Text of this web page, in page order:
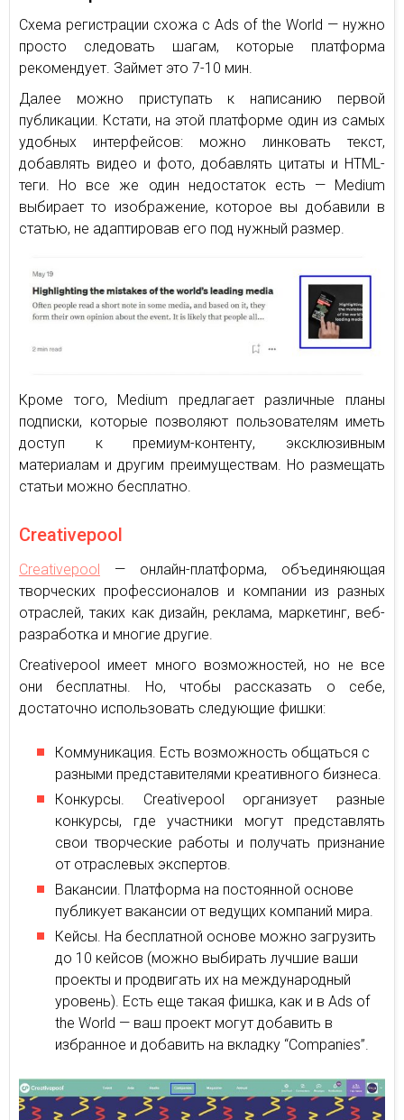
Схема регистрации схожа с Ads of the World — нужно
просто следовать шагам, которые платформа
рекомендует. Займет это 7-10 мин.
Далее можно приступать к написанию первой
публикации. Кстати, на этой платформе один из самых
удобных интерфейсов: можно линковать текст,
добавлять видео и фото, добавлять цитаты и HTML-
теги. Но все же один недостаток есть — Medium
выбирает то изображение, которое вы добавили в
статью, не адаптировав его под нужный размер.
Кроме того, Medium предлагает различные планы
подписки, которые позволяют пользователям иметь
доступ к премиум-контенту, эксклюзивным
материалам и другим преимуществам. Но размещать
статьи можно бесплатно.
Creativepool
Creativepool — онлайн-платформа, объединяющая
творческих профессионалов и компании из разных
отраслей, таких как дизайн, реклама, маркетинг, веб-
разработка и многие другие.
Creativepool имеет много возможностей, но не все
они бесплатны. Но, чтобы рассказать о себе,
достаточно использовать следующие фишки:
Коммуникация. Есть возможность общаться с
разными представителями креативного бизнеса.
Конкурсы. Creativepool организует разные
конкурсы, где участники могут представлять
свои творческие работы и получать признание
от отраслевых экспертов.
Вакансии. Платформа на постоянной основе
публикует вакансии от ведущих компаний мира.
Кейсы. На бесплатной основе можно загрузить
до 10 кейсов (можно выбирать лучшие ваши
проекты и продвигать их на международный
уровень). Есть еще такая фишка, как и в Ads of
the World — ваш проект могут добавить в
избранное и добавить на вкладку “Companies”.